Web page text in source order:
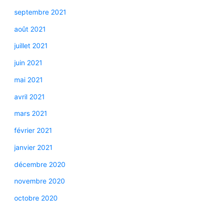
septembre 2021
août 2021
juillet 2021
juin 2021
mai 2021
avril 2021
mars 2021
février 2021
janvier 2021
décembre 2020
novembre 2020
octobre 2020